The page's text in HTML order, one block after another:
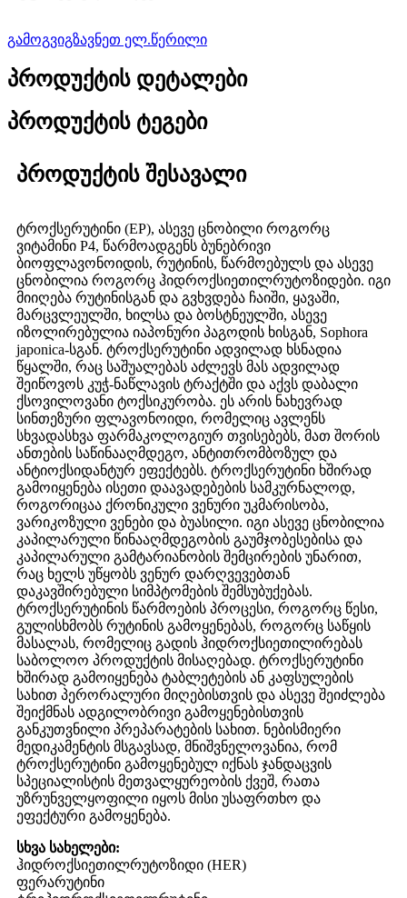
გამოგვიგზავნეთ ელ.წერილი
პროდუქტის დეტალები
პროდუქტის ტეგები
პროდუქტის შესავალი
ტროქსერუტინი (EP), ასევე ცნობილი როგორც
ვიტამინი P4, წარმოადგენს ბუნებრივი
ბიოფლავონოიდის, რუტინის, წარმოებულს და ასევე
ცნობილია როგორც ჰიდროქსიეთილრუტოზიდები. იგი
მიიღება რუტინისგან და გვხვდება ჩაიში, ყავაში,
მარცვლეულში, ხილსა და ბოსტნეულში, ასევე
იზოლირებულია იაპონური პაგოდის ხისგან, Sophora
japonica-სგან. ტროქსერუტინი ადვილად ხსნადია
წყალში, რაც საშუალებას აძლევს მას ადვილად
შეიწოვოს კუჭ-ნაწლავის ტრაქტში და აქვს დაბალი
ქსოვილოვანი ტოქსიკურობა. ეს არის ნახევრად
სინთეზური ფლავონოიდი, რომელიც ავლენს
სხვადასხვა ფარმაკოლოგიურ თვისებებს, მათ შორის
ანთების საწინააღმდეგო, ანტითრომბოზულ და
ანტიოქსიდანტურ ეფექტებს. ტროქსერუტინი ხშირად
გამოიყენება ისეთი დაავადებების სამკურნალოდ,
როგორიცაა ქრონიკული ვენური უკმარისობა,
ვარიკოზული ვენები და ბუასილი. იგი ასევე ცნობილია
კაპილარული წინააღმდეგობის გაუმჯობესებისა და
კაპილარული გამტარიანობის შემცირების უნარით,
რაც ხელს უწყობს ვენურ დარღვევებთან
დაკავშირებული სიმპტომების შემსუბუქებას.
ტროქსერუტინის წარმოების პროცესი, როგორც წესი,
გულისხმობს რუტინის გამოყენებას, როგორც საწყის
მასალას, რომელიც გადის ჰიდროქსიეთილირებას
საბოლოო პროდუქტის მისაღებად. ტროქსერუტინი
ხშირად გამოიყენება ტაბლეტების ან კაფსულების
სახით პერორალური მიღებისთვის და ასევე შეიძლება
შეიქმნას ადგილობრივი გამოყენებისთვის
განკუთვნილი პრეპარატების სახით. ნებისმიერი
მედიკამენტის მსგავსად, მნიშვნელოვანია, რომ
ტროქსერუტინი გამოყენებულ იქნას ჯანდაცვის
სპეციალისტის მეთვალყურეობის ქვეშ, რათა
უზრუნველყოფილი იყოს მისი უსაფრთხო და
ეფექტური გამოყენება.
სხვა სახელები:
ჰიდროქსიეთილრუტოზიდი (HER)
ფერარუტინი